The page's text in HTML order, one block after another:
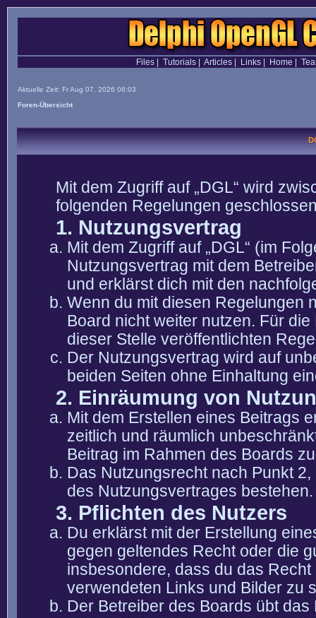
Files| Tutorials| Articles| Links| Home
Aktuelle Zeit: Fr Aug 07, 2026 06:03
Foren-Übersicht
Mit dem Zugriff auf „DGL“ wird
folgenden Regelungen
1. Nutzungsvertrag
Mit dem Zugriff auf „DGL“ (im
Nutzungsvertrag mit dem
und erklärst dich mit den
Wenn du mit diesen Regelungen
Board nicht weiter nutzen. Für
dieser Stelle veröffentlichten
Der Nutzungsvertrag wird auf
beiden Seiten ohne Einhaltung
2. Einräumung von
Mit dem Erstellen eines Beitrags
zeitlich und räumlich
Beitrag im Rahmen des Boards
Das Nutzungsrecht nach Punkt
des Nutzungsvertrages bestehen.
3. Pflichten des Nutzers
Du erklärst mit der Erstellung
gegen geltendes Recht oder die
insbesondere, dass du das
verwendeten Links und Bilder zu
Der Betreiber des Boards übt